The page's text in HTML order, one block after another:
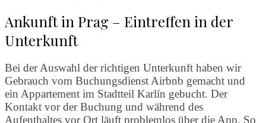
Ankunft in Prag – Eintreffen in der
Unterkunft
Bei der Auswahl der richtigen Unterkunft haben wir
Gebrauch vom Buchungsdienst Airbnb gemacht und
ein Appartement im Stadtteil Karlín gebucht. Der
Kontakt vor der Buchung und während des
Aufenthaltes vor Ort läuft problemlos über die App. So